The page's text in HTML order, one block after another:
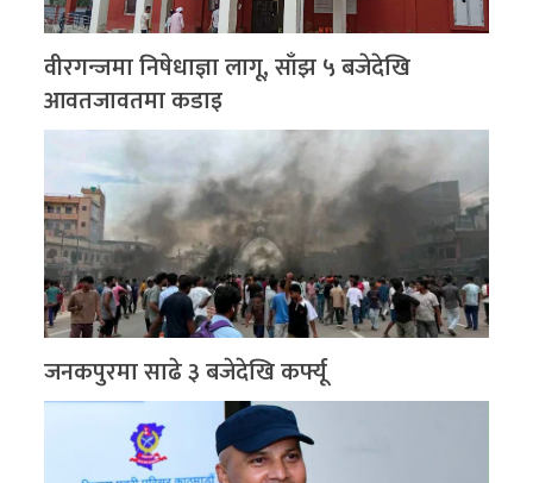
वीरगन्जमा निषेधाज्ञा लागू, साँझ ५ बजेदेखि
आवतजावतमा कडाइ
जनकपुरमा साढे ३ बजेदेखि कर्फ्यू